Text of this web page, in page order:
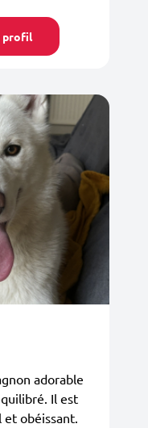
profil
adorable
Il est
et obéissant.